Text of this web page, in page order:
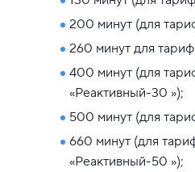
200 минут (для
260 минут для
400 минут (для
«Реактивный-30 »);
500 минут (для
660 минут (для
«Реактивный-50 »);